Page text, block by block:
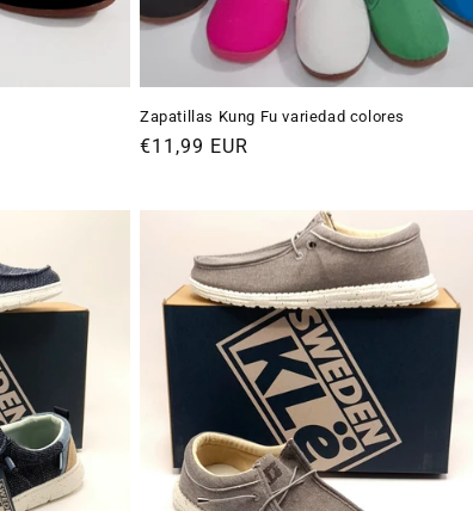
Zapatillas Kung Fu variedad colores
Precio
€11,99 EUR